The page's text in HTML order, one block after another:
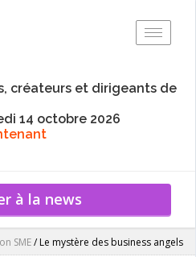
créateurs et dirigeants de
14 octobre 2026
à la news
SME/Le mystère des business angels